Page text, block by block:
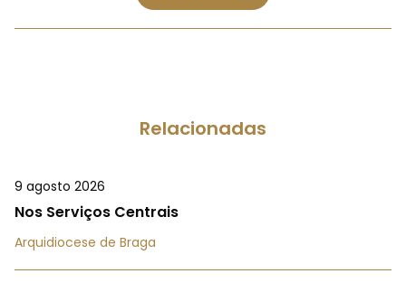
Relacionadas
9 agosto 2026
Nos Serviços Centrais
Arquidiocese de Braga